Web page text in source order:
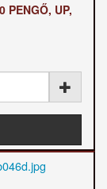
PENGŐ, UP,